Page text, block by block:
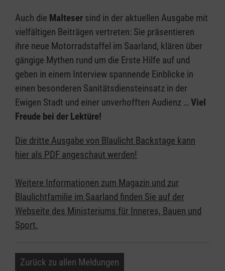
Auch die Malteser sind in der aktuellen Ausgabe mit
vielfältigen Beiträgen vertreten: Sie präsentieren
ihre neue Motorradstaffel im Saarland, klären über
gängige Mythen rund um die Erste Hilfe auf und
geben in einem Interview spannende Einblicke in
einen besonderen Sanitätsdiensteinsatz in der
Ewigen Stadt und einer unverhofften Audienz … Viel
Freude bei der Lektüre!
Die dritte Ausgabe von Blaulicht Backstage kann
hier als PDF angeschaut werden!
Weitere Informationen zum Magazin und zur
Blaulichtfamilie im Saarland finden Sie auf der
Webseite des Ministeriums für Inneres, Bauen und
Sport.
Zurück zu allen Meldungen